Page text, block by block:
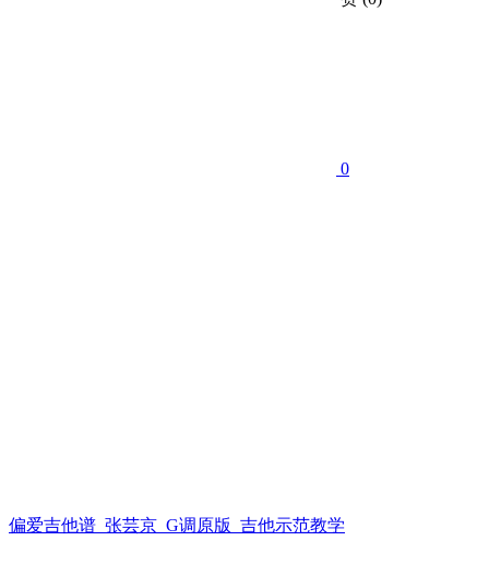
0
偏爱吉他谱_张芸京_G调原版_吉他示范教学